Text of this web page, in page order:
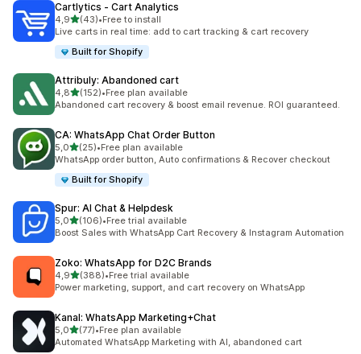
Cartlytics ‑ Cart Analytics
4,9z 5 hvězd
(43)
Celkový počet recenzí: 43
•Free to install
Live carts in real time: add to cart tracking & cart recovery
Built for Shopify
Attribuly: Abandoned cart
4,8z 5 hvězd
(152)
Celkový počet recenzí: 152
•Free plan available
Abandoned cart recovery & boost email revenue. ROI guaranteed.
CA: WhatsApp Chat Order Button
5,0z 5 hvězd
(25)
Celkový počet recenzí: 25
•Free plan available
WhatsApp order button, Auto confirmations & Recover checkout
Built for Shopify
Spur: AI Chat & Helpdesk
5,0z 5 hvězd
(106)
Celkový počet recenzí: 106
•Free trial available
Boost Sales with WhatsApp Cart Recovery & Instagram Automation
Zoko: WhatsApp for D2C Brands
4,9z 5 hvězd
(388)
Celkový počet recenzí: 388
•Free trial available
Power marketing, support, and cart recovery on WhatsApp
Kanal: WhatsApp Marketing+Chat
5,0z 5 hvězd
(77)
Celkový počet recenzí: 77
•Free plan available
Automated WhatsApp Marketing with AI, abandoned cart